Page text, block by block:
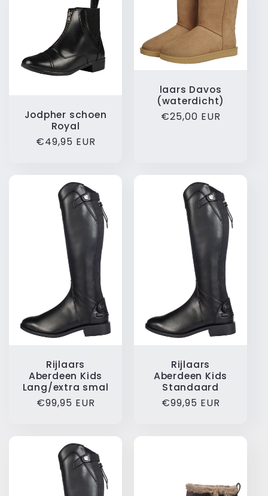
Jodpher schoen
Royal
Normale
€49,95 EUR
laars Davos
(waterdicht)
Normale
€25,00 EUR
Rijlaars
Aberdeen Kids
Lang/extra smal
Normale
€99,95 EUR
Rijlaars
Aberdeen Kids
Standaard
Normale
€99,95 EUR